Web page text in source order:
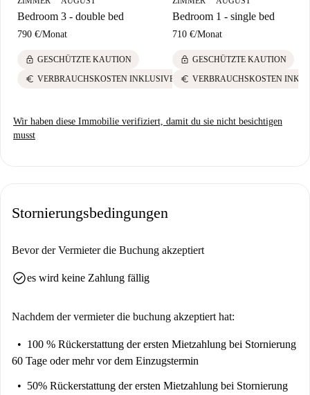
Bedroom 3 - double bed
790 €/Monat
lock GESCHÜTZTE KAUTION
euro VERBRAUCHSKOSTEN INKLUSIVE
Bedroom 1 - single bed
710 €/Monat
lock GESCHÜTZTE KAUTION
euro VERBRAUCHSKOSTEN
Wir haben diese Immobilie verifiziert, damit du sie nicht besichtigen
musst
Stornierungsbedingungen
Bevor der Vermieter die Buchung akzeptiert
check_circlees wird keine Zahlung fällig
Nachdem der vermieter die buchung akzeptiert hat:
100 % Rückerstattung der ersten Mietzahlung bei Stornierung
60 Tage oder mehr vor dem Einzugstermin
50% Rückerstattung der ersten Mietzahlung bei Stornierung